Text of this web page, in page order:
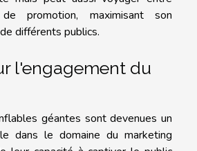
promotion, maximisant son
différents publics.
l'engagement du
géantes sont devenues un
dans le domaine du marketing